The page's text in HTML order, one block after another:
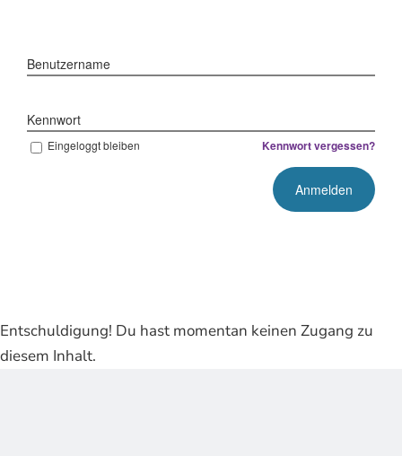
Benutzername
Kennwort
Eingeloggt bleiben Kennwort vergessen?
Entschuldigung! Du hast momentan keinen Zugang zu
diesem Inhalt.